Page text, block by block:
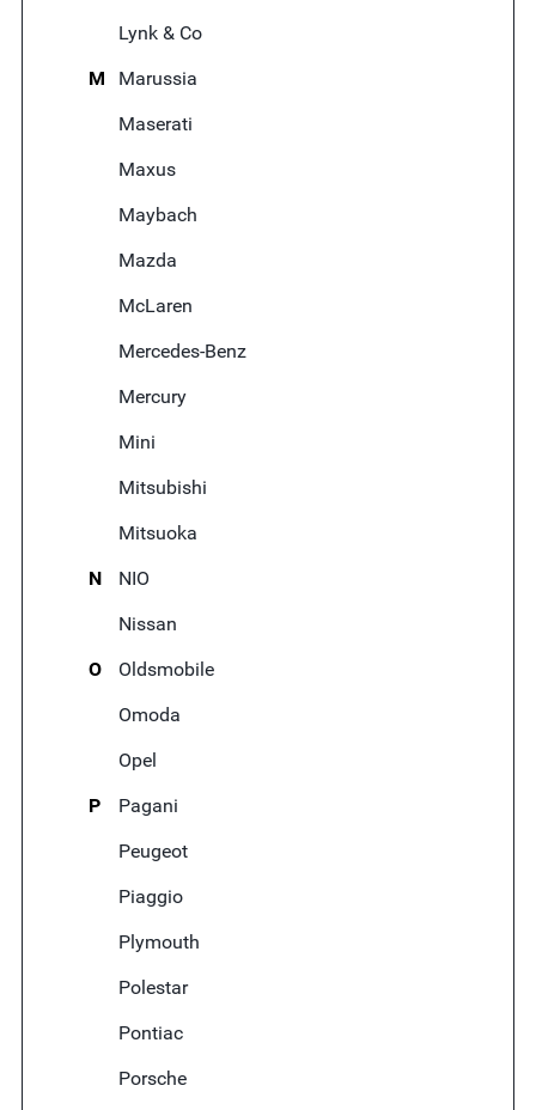
Lynk & Co
M
Marussia
Maserati
Maxus
Maybach
Mazda
McLaren
Mercedes-Benz
Mercury
Mini
Mitsubishi
Mitsuoka
N
NIO
Nissan
O
Oldsmobile
Omoda
Opel
P
Pagani
Peugeot
Piaggio
Plymouth
Polestar
Pontiac
Porsche